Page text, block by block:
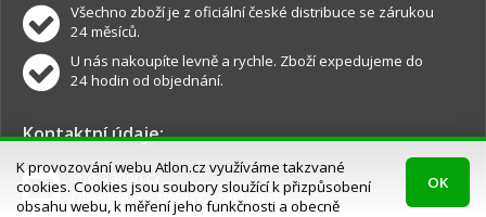
Všechno zboží je z oficiální české distribuce se zárukou
24 měsíců.
U nás nakoupíte levně a rychle. Zboží expedujeme do
24 hodin od objednání.
Kontaktní údaje:
info@atlon.cz
Objednávky, dotazy a reklamace.
K provozování webu Atlon.cz využíváme takzvané
cookies. Cookies jsou soubory sloužící k přizpůsobení
obsahu webu, k měření jeho funkčnosti a obecně
OK